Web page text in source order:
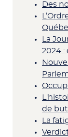
Des
La
2024 :
de
La